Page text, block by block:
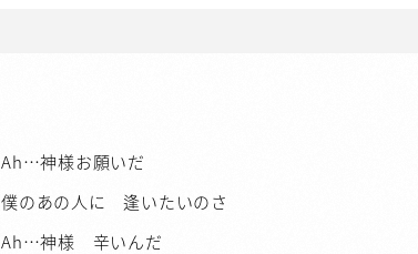
Ah…神様お願いだ
僕のあの人に 逢いたいのさ
Ah…神様 辛いんだ